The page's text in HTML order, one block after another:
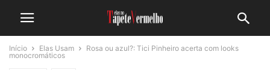
Início Elas Usam
Rosa ou azul?: Tici Pinheiro acerta com looks
monocromáticos